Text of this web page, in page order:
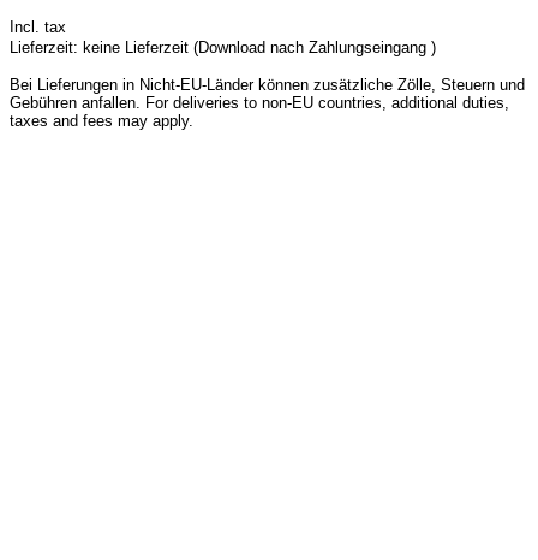
Incl. tax
Lieferzeit: keine Lieferzeit (Download nach Zahlungseingang )
Bei Lieferungen in Nicht-EU-Länder können zusätzliche Zölle, Steuern und
Gebühren anfallen. For deliveries to non-EU countries, additional duties,
taxes and fees may apply.